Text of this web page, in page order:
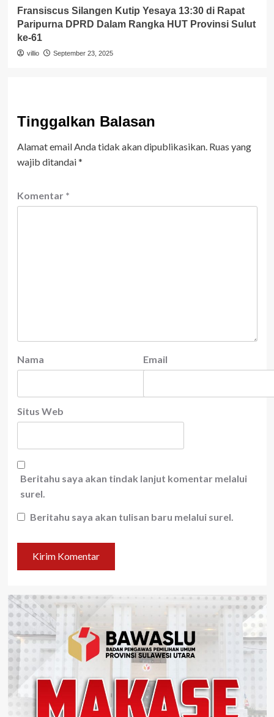
Fransiscus Silangen Kutip Yesaya 13:30 di Rapat
Paripurna DPRD Dalam Rangka HUT Provinsi Sulut
ke-61
villio September 23, 2025
Tinggalkan Balasan
Alamat email Anda tidak akan dipublikasikan. Ruas yang
wajib ditandai*
Komentar *
Nama Email
Situs Web
Beritahu saya akan tindak lanjut komentar melalui
surel.
Beritahu saya akan tulisan baru melalui surel.